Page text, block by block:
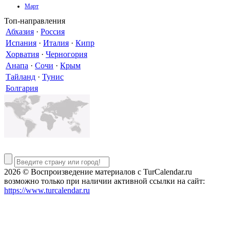
Март
Топ-направления
Абхазия · Россия
Испания · Италия · Кипр
Хорватия · Черногория
Анапа · Сочи · Крым
Тайланд · Тунис
Болгария
2026 © Воспроизведение материалов c TurCalendar.ru
возможно только при наличии активной ссылки на сайт:
https://www.turcalendar.ru